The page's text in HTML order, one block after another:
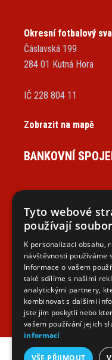
Okresní fotbalový
Čáslavská 199
284 01 Kutná Hora
IČ 228 804 11
Zobrazit na mapě
BANKOVNÍ
NAJDETE NÁS NA
Tyto webové
používají
K personalizaci obsahu,
návštěvnosti používáme
Informace o vašem
také sdílíme s našimi
analytickými partnery,
kombinovat s dalšími
jste jim poskytli nebo
vašem používání jejich
informací
VŠE PŘIJMOUT